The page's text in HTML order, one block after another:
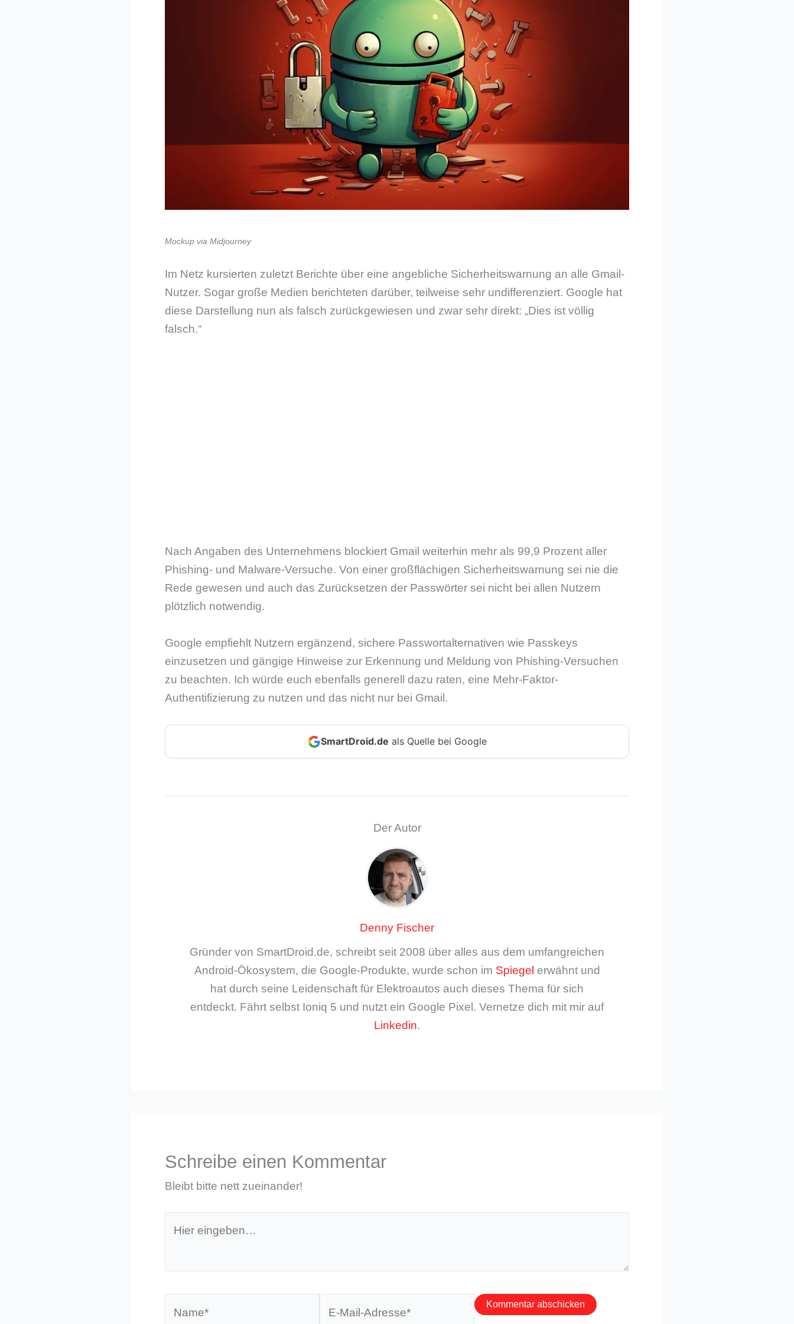
Mockup via Midjourney
Im Netz kursierten zuletzt Berichte über eine angebliche Sicherheitswarnung an alle Gmail-
Nutzer. Sogar große Medien berichteten darüber, teilweise sehr undifferenziert. Google hat
diese Darstellung nun als falsch zurückgewiesen und zwar sehr direkt: „Dies ist völlig
falsch.“
Nach Angaben des Unternehmens blockiert Gmail weiterhin mehr als 99,9 Prozent aller
Phishing- und Malware-Versuche. Von einer großflächigen Sicherheitswarnung sei nie die
Rede gewesen und auch das Zurücksetzen der Passwörter sei nicht bei allen Nutzern
plötzlich notwendig.
Google empfiehlt Nutzern ergänzend, sichere Passwortalternativen wie Passkeys
einzusetzen und gängige Hinweise zur Erkennung und Meldung von Phishing-Versuchen
zu beachten. Ich würde euch ebenfalls generell dazu raten, eine Mehr-Faktor-
Authentifizierung zu nutzen und das nicht nur bei Gmail.
SmartDroid.de als Quelle bei Google
Der Autor
Denny Fischer
Gründer von SmartDroid.de, schreibt seit 2008 über alles aus dem umfangreichen
Android-Ökosystem, die Google-Produkte, wurde schon im Spiegel erwähnt und
hat durch seine Leidenschaft für Elektroautos auch dieses Thema für sich
entdeckt. Fährt selbst Ioniq 5 und nutzt ein Google Pixel. Vernetze dich mit mir auf
Linkedin.
Schreibe einen Kommentar
Bleibt bitte nett zueinander!
eingeben…